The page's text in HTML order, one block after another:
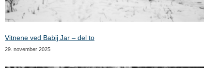
Vitnene ved Babij Jar – del to
29. november 2025